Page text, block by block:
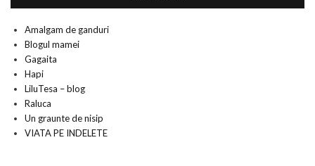
Amalgam de ganduri
Blogul mamei
Gagaita
Hapi
LiluTesa – blog
Raluca
Un graunte de nisip
VIATA PE INDELETE